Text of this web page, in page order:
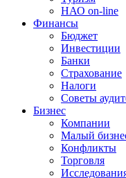
НАО on-line
Финансы
Бюджет
Инвестиции
Банки
Страхование
Налоги
Советы
Бизнес
Компании
Малый
Конфликты
Торговля